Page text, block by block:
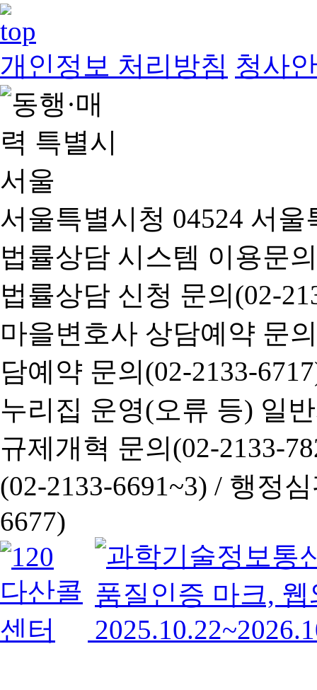
개인정보 처리방침 청사
서울특별시청 04524 서
법률상담 시스템 이용문
법률상담 신청 문의(02-
마을변호사 상담예약 문
담예약 문의(02-2133-
누리집 운영(오류 등) 일
규제개혁 문의(02-2133-
(02-2133-6691~3) / 행정심
6677)